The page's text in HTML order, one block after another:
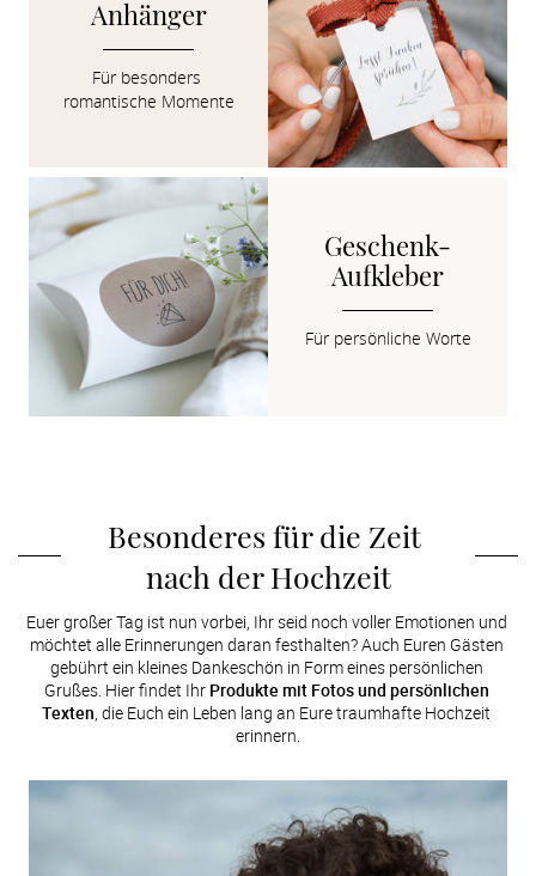
Anhänger
Für besonders
romantische Momente
Geschenk-
Aufkleber
Für persönliche Worte
Besonderes für die Zeit
nach der Hochzeit
Euer großer Tag ist nun vorbei, Ihr seid noch voller Emotionen und
möchtet alle Erinnerungen daran festhalten? Auch Euren Gästen
gebührt ein kleines Dankeschön in Form eines persönlichen
Grußes. Hier findet Ihr Produkte mit Fotos und persönlichen
Texten, die Euch ein Leben lang an Eure traumhafte Hochzeit
erinnern.